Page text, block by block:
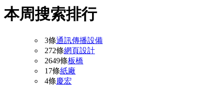
本周搜索排行
3條通訊傳播設備
272條網頁設計
2649條板橋
17條紙廠
4條慶宏